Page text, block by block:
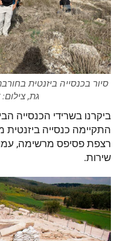
סיור בכנסייה ביזנטית
גת,
ביקרנו בשרידי הכנסייה
התקיימה כנסייה ביזנטית
רצפת פסיפס מרשימה,
שירות.